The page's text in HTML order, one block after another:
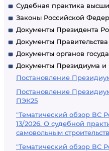
Судебная практика
Законы Российской
Документы Президента
Документы
Документы органов
Документы Президиума
Постановление
Постановление
ПЭК25
"Тематический обзор ВС
13/2026. О судебной
самовольным
"Тематический обзор ВС